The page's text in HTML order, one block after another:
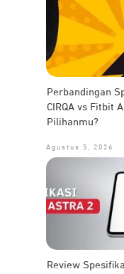
Perbandingan
CIRQA vs Fitbit
Pilihanmu?
Agustus 5, 2026
Review